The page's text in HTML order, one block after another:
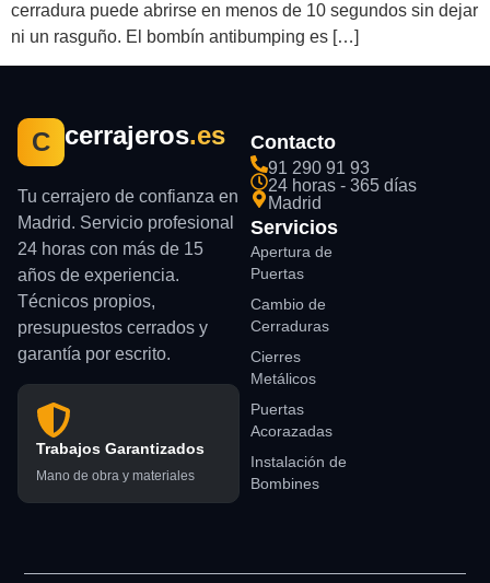
cerradura puede abrirse en menos de 10 segundos sin dejar
ni un rasguño. El bombín antibumping es […]
C cerrajeros.es
Tu cerrajero de confianza en
Madrid. Servicio profesional
24 horas con más de 15
años de experiencia.
Técnicos propios,
presupuestos cerrados y
garantía por escrito.
Trabajos Garantizados
Mano de obra y materiales
Contacto
91 290 91 93
24 horas - 365 días
Madrid
Servicios
Apertura de
Puertas
Cambio de
Cerraduras
Cierres
Metálicos
Puertas
Acorazadas
Instalación de
Bombines